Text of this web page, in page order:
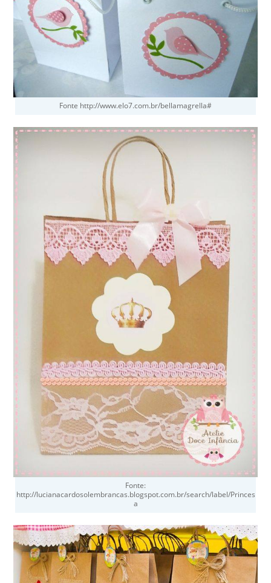
Fonte http://www.elo7.com.br/bellamagrella#
Fonte:
http://lucianacardosolembrancas.blogspot.com.br/search/label/Princes
a